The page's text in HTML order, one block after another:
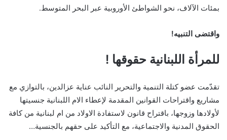
بمئات الآلاف، نحو الشواطئ الأوروبية عبر البحر المتوسط.
واقتضى التنبيه!
للمرأة اللبنانية حقوقها !
تقدّمت عضو كتلة التنمية والتحرير النائب عناية عزالدين، بالتوازي مع
مشاريع واقتراحات القوانين المقدمة لإعطاء الام اللبنانية جنسيتها
لأولادها وزوجها، باقتراح قانون لاستفادة الاولاد من ام لبنانية من كافة
الحقوق المدنية والاجتماعية، مع التأكيد على حقهم بالجنسية…